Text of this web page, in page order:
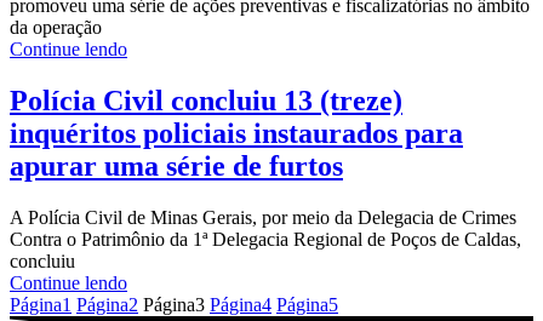
promoveu uma série de ações preventivas e fiscalizatórias no âmbito
da operação
Continue lendo
Polícia Civil concluiu 13 (treze)
inquéritos policiais instaurados para
apurar uma série de furtos
A Polícia Civil de Minas Gerais, por meio da Delegacia de Crimes
Contra o Patrimônio da 1ª Delegacia Regional de Poços de Caldas,
concluiu
Continue lendo
Página1 Página2 Página3 Página4 Página5